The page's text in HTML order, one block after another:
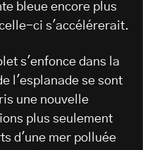
bleue encore plus
ci s'accélérerait.
s'enfonce dans la
l'esplanade se sont
une nouvelle
plus seulement
d'une mer polluée